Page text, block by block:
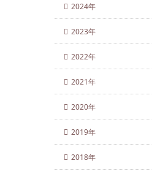
2024年
2023年
2022年
2021年
2020年
2019年
2018年